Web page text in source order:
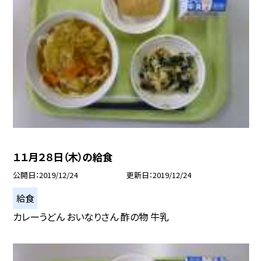
１１月２８日（木）の給食
公開日 2019/12/24 更新日 2019/12/24
給食
カレーうどん おいなりさん 酢の物 牛乳